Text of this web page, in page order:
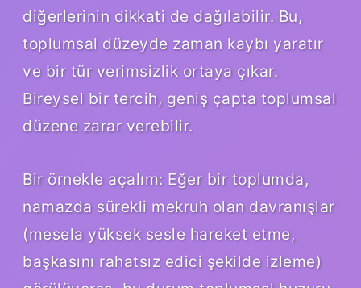
diğerlerinin dikkati de dağılabilir. Bu,
toplumsal düzeyde zaman kaybı yaratır
ve bir tür verimsizlik ortaya çıkar.
Bireysel bir tercih, geniş çapta toplumsal
düzene zarar verebilir.
Bir örnekle açalım: Eğer bir toplumda,
namazda sürekli mekruh olan davranışlar
(mesela yüksek sesle hareket etme,
başkasını rahatsız edici şekilde izleme)